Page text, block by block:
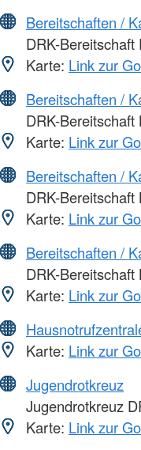
Bereitschaften /
DRK-
Karte: Link zur
Bereitschaften /
DRK-Bereitschaft
Karte: Link zur
Bereitschaften /
DRK-
Karte: Link zur
Bereitschaften /
DRK-Bereitschaft
Karte: Link zur
Karte: Link zur
Jugendrotkreuz
Jugendrotkreuz
Karte: Link zur